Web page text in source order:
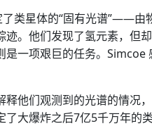
了类星体的“固有光谱”——
迹。他们发现了氢元素，但
是一项艰巨的任务。Simcoe
释他们观测到的光谱的情况
大爆炸之后7亿5千万年的